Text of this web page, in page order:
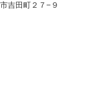
吉田町２７−９